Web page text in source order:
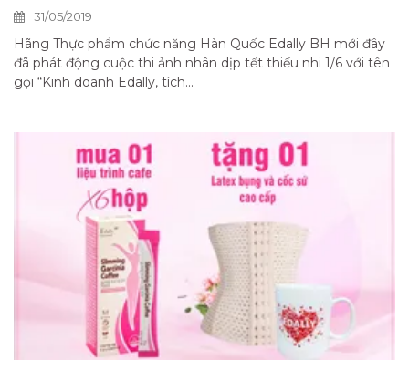
31/05/2019
Hãng Thực phẩm chức năng Hàn Quốc Edally BH mới đây
đã phát động cuộc thi ảnh nhân dịp tết thiếu nhi 1/6 với tên
gọi “Kinh doanh Edally, tích...